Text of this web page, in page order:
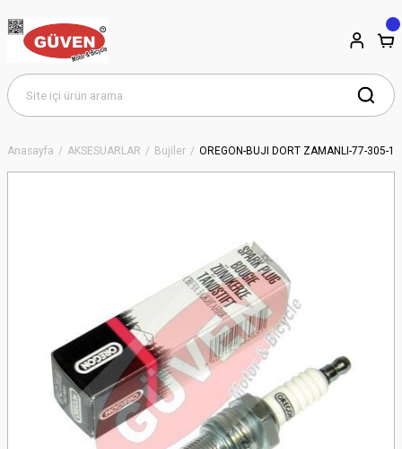
Anasayfa AKSESUARLAR Bujiler OREGON-BUJI DÖRT ZAMANLI-77-305-1